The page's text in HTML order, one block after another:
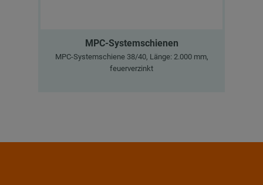
MPC-Systemschienen
MPC-Systemschiene 38/40, Länge: 2.000 mm,
feuerverzinkt